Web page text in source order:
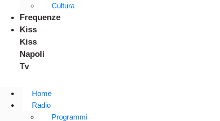
Cultura
Frequenze
Kiss
Kiss
Napoli
Tv
Home
Radio
Programmi